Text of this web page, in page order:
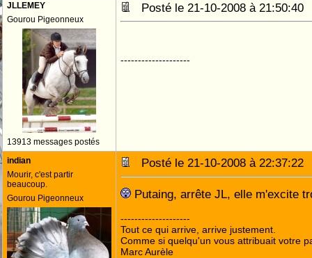
JLLEMEY
Gourou Pigeonneux
13913 messages postés
Posté le 21-10-2008 à
--------------------
indian
Mourir, c'est partir
beaucoup.
Gourou Pigeonneux
Posté le 21-10-2008 à
Putaing, arrête JL, elle m'excite
--------------------
Tout ce qui arrive, arrive justement.
Comme si quelqu'un vous attribuait votre
Marc Aurèle